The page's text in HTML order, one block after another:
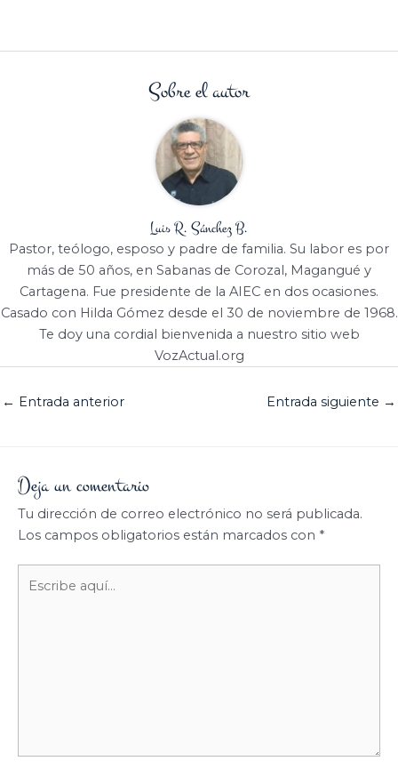
Sobre el autor
Luis R. Sánchez B.
Pastor, teólogo, esposo y padre de familia. Su labor es por
más de 50 años, en Sabanas de Corozal, Magangué y
Cartagena. Fue presidente de la AIEC en dos ocasiones.
Casado con Hilda Gómez desde el 30 de noviembre de 1968.
Te doy una cordial bienvenida a nuestro sitio web
VozActual.org
← Entrada anterior Entrada siguiente →
Deja un comentario
Tu dirección de correo electrónico no será publicada.
Los campos obligatorios están marcados con *